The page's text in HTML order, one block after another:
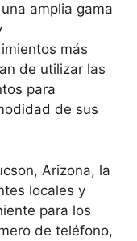
amplia gama
más
de utilizar las
para
de sus
Arizona, la
locales y
para los
de teléfono,